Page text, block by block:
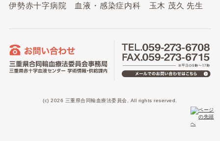
伊勢赤十字病院 血液・感染症内科 玉木 茂久 先生
(c) 2026 三重県合同輸血療法委員会, All rights reserved.